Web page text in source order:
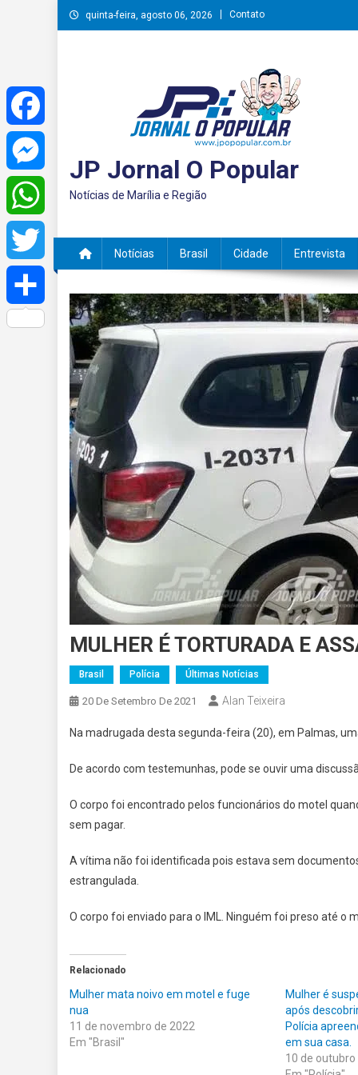
Skip
to
quinta-feira, agosto 06, 2026 Contato
JP Jornal O Popular
Notícias de Marília e Região
Notícias Brasil Cidade Entrevista
MULHER É TORTURADA E
Brasil Polícia Últimas Notícias
20 De Setembro De 2021 Alan Teixeira
Na madrugada desta segunda-feira (20), em Palmas,
De acordo com testemunhas, pode se ouvir uma
O corpo foi encontrado pelos funcionários do motel
sem pagar.
A vítima não foi identificada pois estava sem
estrangulada.
O corpo foi enviado para o IML. Ninguém foi preso até o
Relacionado
Mulher mata noivo em motel e fuge
nua
11 de novembro de 2022
Em "Brasil"
Mulher é
após
Polícia
em sua casa.
10 de outubro
Facebook
Messenger
WhatsApp
Twitter
Share